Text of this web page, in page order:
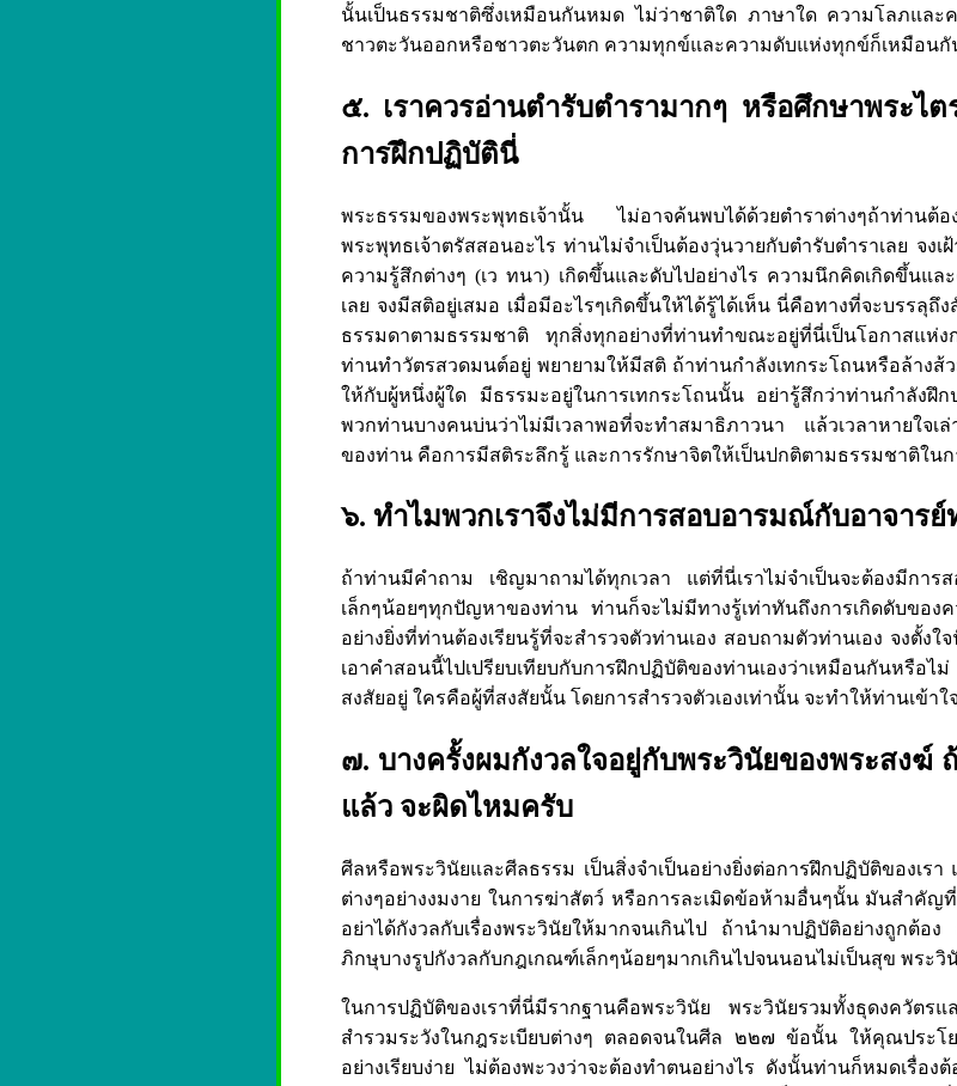
นั้นเป็นธรรมชาติซึ่งเหมือนกันหมด ไม่ว่าชาติใด ภาษาใด ความโลภและ
ชาวตะวันออกหรือชาวตะวันตก ความทุกข์และความดับแห่งทุกข์ก็เหมือน
๕. เราควรอ่านตำรับตำรามากๆ หรือศึกษาพระไ
การฝึกปฏิบัตินี่
พระธรรมของพระพุทธเจ้านั้น ไม่อาจค้นพบได้ด้วยตำราต่างๆถ้าท่านต้อง
พระพุทธเจ้าตรัสสอนอะไร ท่านไม่จำเป็นต้องวุ่นวายกับตำรับตำราเลย จง
ความรู้สึกต่างๆ (เว ทนา) เกิดขึ้นและดับไปอย่างไร ความนึกคิดเกิดขึ้นแล
เลย จงมีสติอยู่เสมอ เมื่อมีอะไรๆเกิดขึ้นให้ได้รู้ได้เห็น นี่คือทางที่จะบรรลุถึ
ธรรมดาตามธรรมชาติ ทุกสิ่งทุกอย่างที่ท่านทำขณะอยู่ที่นี่เป็นโอกาสแห่
ท่านทำวัตรสวดมนต์อยู่ พยายามให้มีสติ ถ้าท่านกำลังเทกระโถนหรือล้าง
ให้กับผู้หนึ่งผู้ใด มีธรรมะอยู่ในการเทกระโถนนั้น อย่ารู้สึกว่าท่านกำลังฝึก
พวกท่านบางคนบ่นว่าไม่มีเวลาพอที่จะทำสมาธิภาวนา แล้วเวลาหายใจเ
ของท่าน คือการมีสติระลึกรู้ และการรักษาจิตให้เป็นปกติตามธรรมชาติใน
๖. ทำไมพวกเราจึงไม่มีการสอบอารมณ์กับอาจารย์
ถ้าท่านมีคำถาม เชิญมาถามได้ทุกเวลา แต่ที่นี่เราไม่จำเป็นจะต้องมีกา
เล็กๆน้อยๆทุกปัญหาของท่าน ท่านก็จะไม่มีทางรู้เท่าทันถึงการเกิดดับของ
อย่างยิ่งที่ท่านต้องเรียนรู้ที่จะสำรวจตัวท่านเอง สอบถามตัวท่านเอง จงตั้ง
เอาคำสอนนี้ไปเปรียบเทียบกับการฝึกปฏิบัติของท่านเองว่าเหมือนกันหรือ
สงสัยอยู่ ใครคือผู้ที่สงสัยนั้น โดยการสำรวจตัวเองเท่านั้น จะทำให้ท่านเข้าใ
๗. บางครั้งผมกังวลใจอยู่กับพระวินัยของพระสงฆ์
แล้ว จะผิดไหมครับ
ศีลหรือพระวินัยและศีลธรรม เป็นสิ่งจำเป็นอย่างยิ่งต่อการฝึกปฏิบัติของเ
ต่างๆอย่างงมงาย ในการฆ่าสัตว์ หรือการละเมิดข้อห้ามอื่นๆนั้น มันสำคัญ
อย่าได้กังวลกับเรื่องพระวินัยให้มากจนเกินไป ถ้านำมาปฏิบัติอย่างถูกต้อ
ภิกษุบางรูปกังวลกับกฎเกณฑ์เล็กๆน้อยๆมากเกินไปจนนอนไม่เป็นสุข พระวิ
ในการปฏิบัติของเราที่นี่มีรากฐานคือพระวินัย พระวินัยรวมทั้งธุดงควัตร
สำรวมระวังในกฎระเบียบต่างๆ ตลอดจนในศีล ๒๒๗ ข้อนั้น ให้คุณประโ
อย่างเรียบง่าย ไม่ต้องพะวงว่าจะต้องทำตนอย่างไร ดังนั้นท่านก็หมดเรื่อ